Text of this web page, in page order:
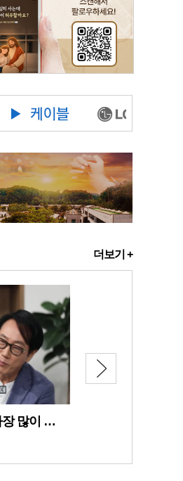
더보기 +
아이가 무너질 때 부모가 가장 많이 하는 치명적인 실수